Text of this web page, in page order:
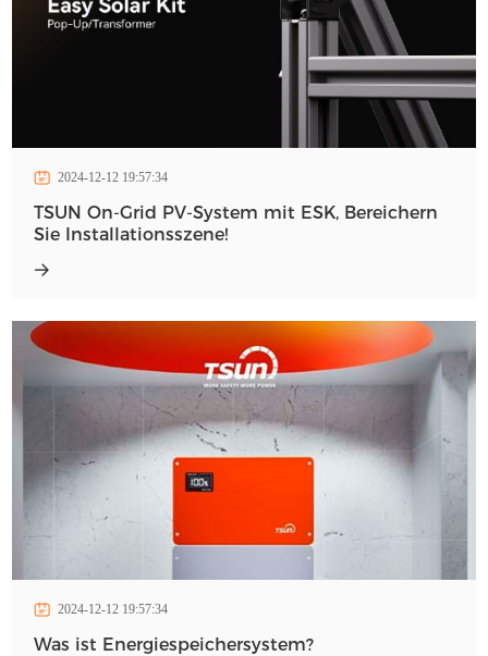
2024-12-12 19:57:34
TSUN On-Grid PV-System mit ESK, Bereichern
Sie Installationsszene!
2024-12-12 19:57:34
Was ist Energiespeichersystem?